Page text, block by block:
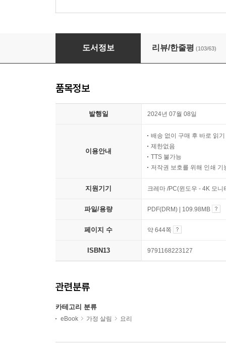
뿐이 토핑 이유식
도서정보 리뷰/한줄평 (103/63)
품목정보
발행일 2024년 07월 08일
이용안내
배송 없이 구매 후 바로 읽기
제한없음
TTS 불가능
저작권 보호를 위해 인쇄 기
지원기기 크레마 /PC(윈도우 - 4K 모
파일/용량 PDF(DRM) | 109.98MB
페이지 수 약 644쪽
ISBN13 9791168223127
관련분류
카테고리 분류
eBook 가정 살림 요리